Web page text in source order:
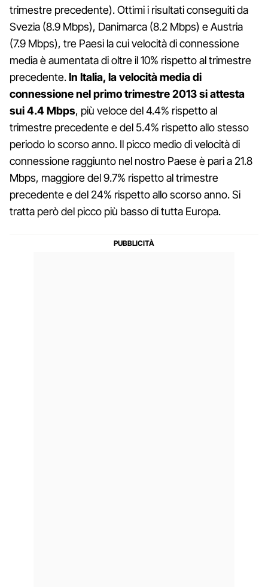
trimestre precedente). Ottimi i risultati conseguiti da
Svezia (8.9 Mbps), Danimarca (8.2 Mbps) e Austria
(7.9 Mbps), tre Paesi la cui velocità di connessione
media è aumentata di oltre il 10% rispetto al trimestre
precedente.In Italia, la velocità media di
connessione nel primo trimestre 2013 si attesta
sui 4.4 Mbps, più veloce del 4.4% rispetto al
trimestre precedente e del 5.4% rispetto allo stesso
periodo lo scorso anno. Il picco medio di velocità di
connessione raggiunto nel nostro Paese è pari a 21.8
Mbps, maggiore del 9.7% rispetto al trimestre
precedente e del 24% rispetto allo scorso anno. Si
tratta però del picco più basso di tutta Europa.